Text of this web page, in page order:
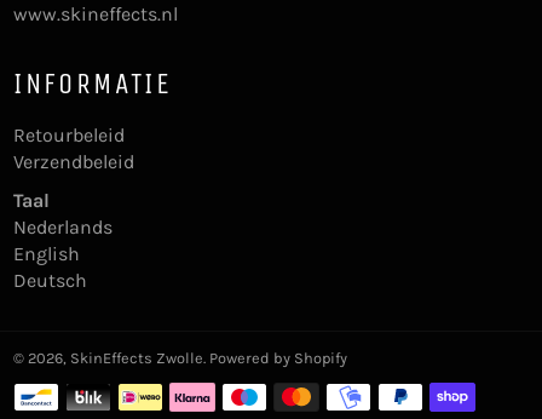
www.skineffects.nl
INFORMATIE
Retourbeleid
Verzendbeleid
Taal
Nederlands
English
Deutsch
© 2026, SkinEffects Zwolle . Powered by Shopify
Betaalmethoden